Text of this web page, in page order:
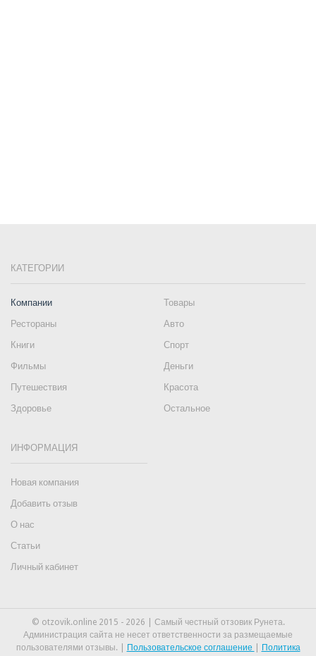
КАТЕГОРИИ
Компании
Товары
Рестораны
Авто
Книги
Спорт
Фильмы
Деньги
Путешествия
Красота
Здоровье
Остальное
ИНФОРМАЦИЯ
Новая компания
Добавить отзыв
О нас
Статьи
Личный кабинет
© otzovik.online 2015 - 2026 | Самый честный отзовик Рунета.
Администрация сайта не несет ответственности за размещаемые
пользователями отзывы. |
Пользовательское соглашение
Политика